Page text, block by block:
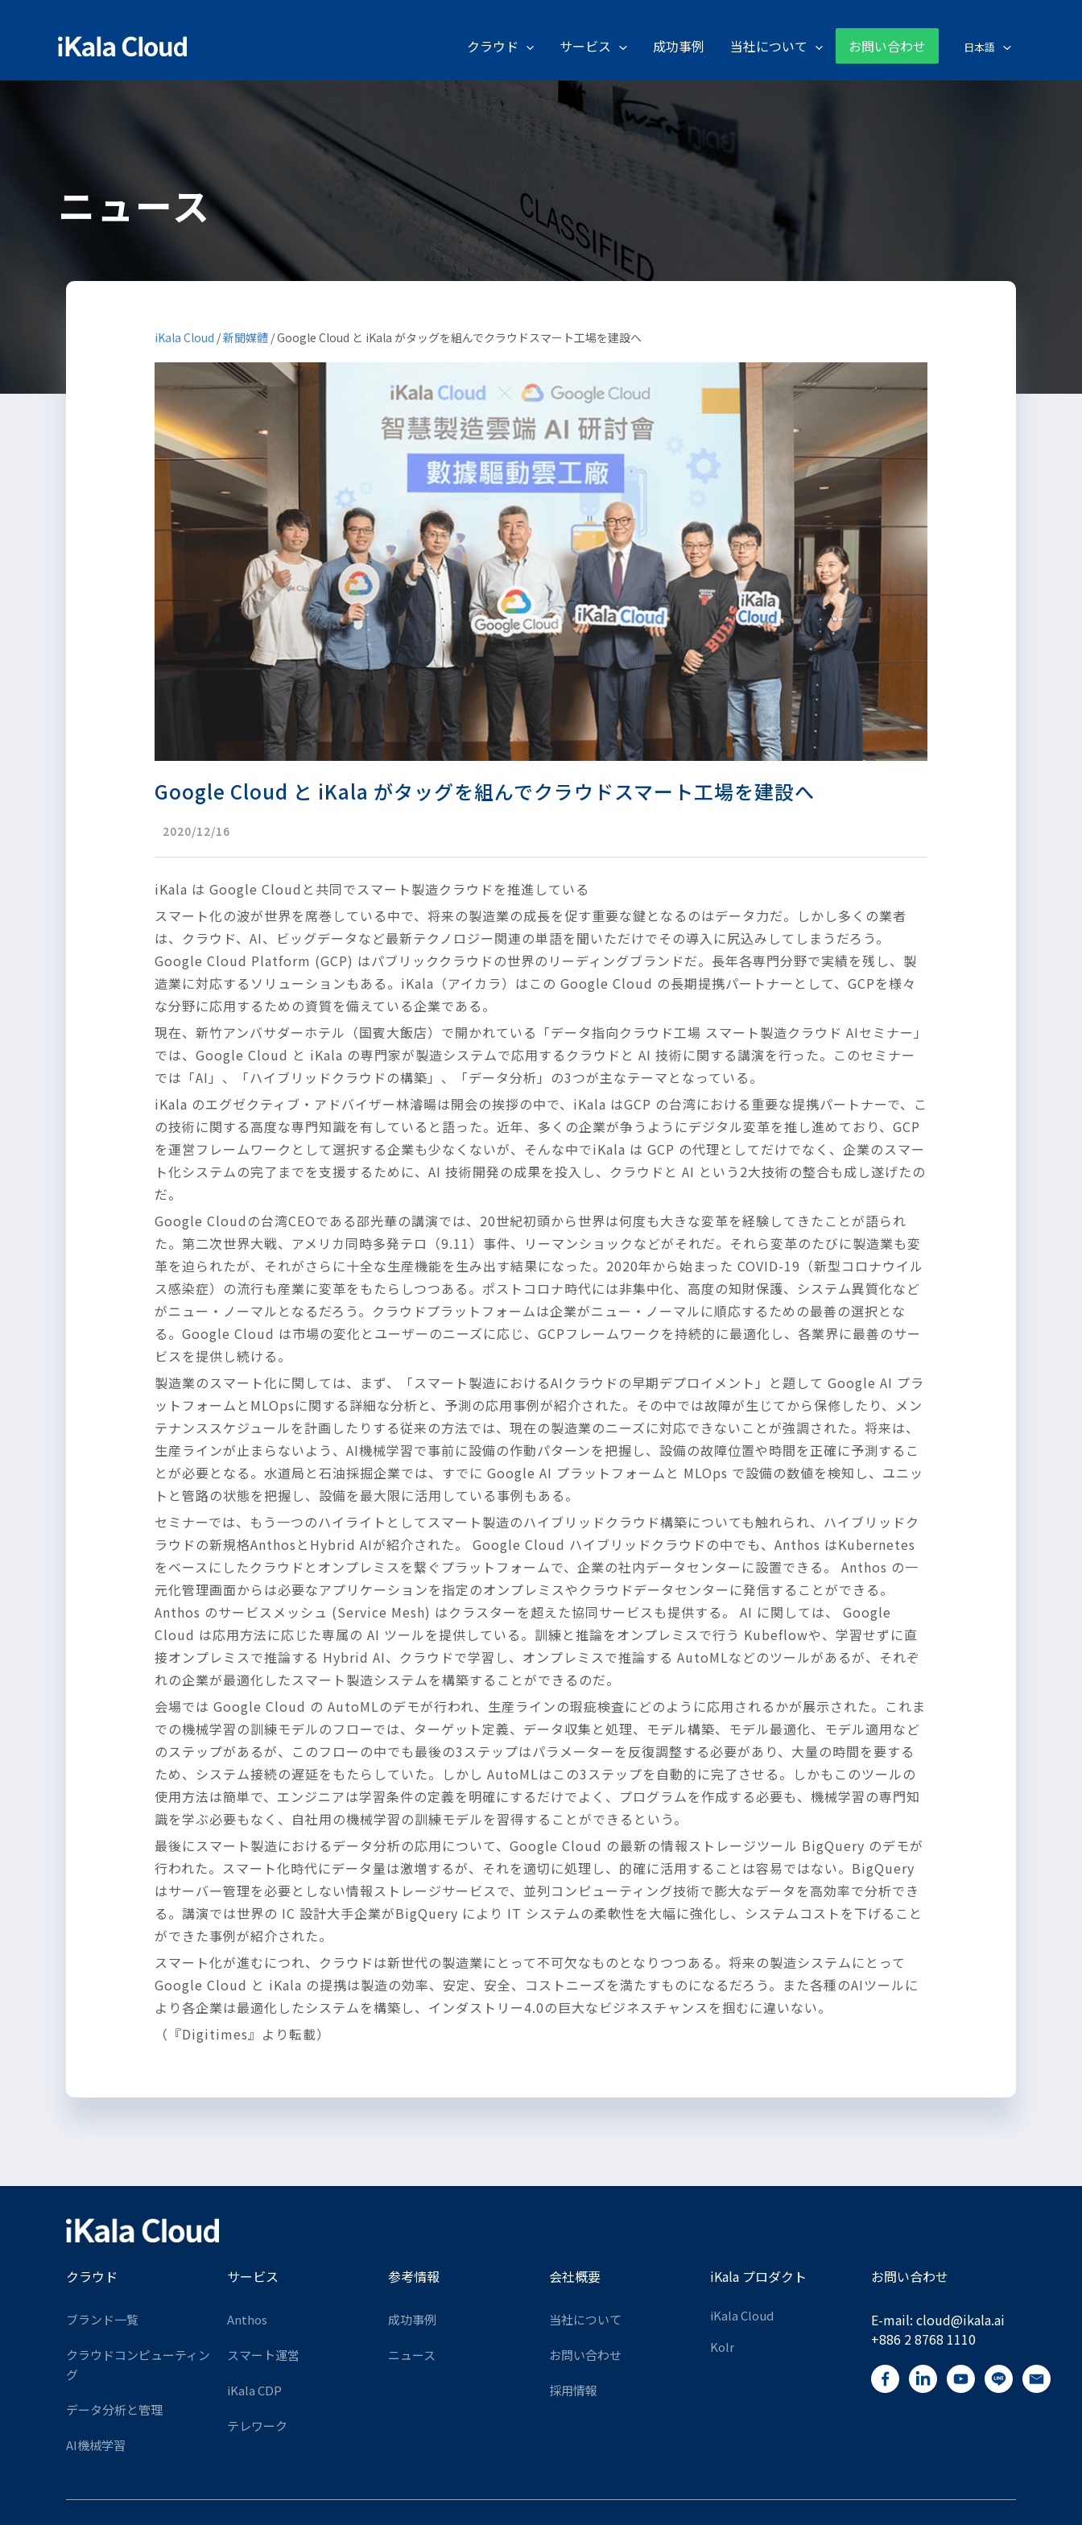
クラウド サービス 成功事例 当社について お問い合わせ 日本語
ニュース
iKala Cloud /新聞媒體 /Google Cloud と iKala がタッグを組んでクラウドスマート工場を建設へ
Google Cloud と iKala がタッグを組んでクラウドスマート工場を建設へ
2020/12/16
iKala は Google Cloudと共同でスマート製造クラウドを推進している
スマート化の波が世界を席巻している中で、将来の製造業の成長を促す重要な鍵となるのはデータ力だ。しかし多くの業者
は、クラウド、AI、ビッグデータなど最新テクノロジー関連の単語を聞いただけでその導入に尻込みしてしまうだろう。
Google Cloud Platform (GCP) はパブリッククラウドの世界のリーディングブランドだ。長年各専門分野で実績を残し、製
造業に対応するソリューションもある。iKala（アイカラ）はこの Google Cloud の長期提携パートナーとして、GCPを様々
な分野に応用するための資質を備えている企業である。
現在、新竹アンバサダーホテル（国賓大飯店）で開かれている「データ指向クラウド工場 スマート製造クラウド AIセミナー」
では、Google Cloud と iKala の専門家が製造システムで応用するクラウドと AI 技術に関する講演を行った。このセミナー
では「AI」、「ハイブリッドクラウドの構築」、「データ分析」の3つが主なテーマとなっている。
iKala のエグゼクティブ・アドバイザー林濬暘は開会の挨拶の中で、iKala はGCP の台湾における重要な提携パートナーで、こ
の技術に関する高度な専門知識を有していると語った。近年、多くの企業が争うようにデジタル変革を推し進めており、GCP
を運営フレームワークとして選択する企業も少なくないが、そんな中でiKala は GCP の代理としてだけでなく、企業のスマー
ト化システムの完了までを支援するために、AI 技術開発の成果を投入し、クラウドと AI という2大技術の整合も成し遂げたの
だ。
Google Cloudの台湾CEOである邵光華の講演では、20世紀初頭から世界は何度も大きな変革を経験してきたことが語られ
た。第二次世界大戦、アメリカ同時多発テロ（9.11）事件、リーマンショックなどがそれだ。それら変革のたびに製造業も変
革を迫られたが、それがさらに十全な生産機能を生み出す結果になった。2020年から始まった COVID-19（新型コロナウイル
ス感染症）の流行も産業に変革をもたらしつつある。ポストコロナ時代には非集中化、高度の知財保護、システム異質化など
がニュー・ノーマルとなるだろう。クラウドプラットフォームは企業がニュー・ノーマルに順応するための最善の選択とな
る。Google Cloud は市場の変化とユーザーのニーズに応じ、GCPフレームワークを持続的に最適化し、各業界に最善のサー
ビスを提供し続ける。
製造業のスマート化に関しては、まず、「スマート製造におけるAIクラウドの早期デプロイメント」と題して Google AI プラ
ットフォームとMLOpsに関する詳細な分析と、予測の応用事例が紹介された。その中では故障が生じてから保修したり、メン
テナンススケジュールを計画したりする従来の方法では、現在の製造業のニーズに対応できないことが強調された。将来は、
生産ラインが止まらないよう、AI機械学習で事前に設備の作動パターンを把握し、設備の故障位置や時間を正確に予測するこ
とが必要となる。水道局と石油採掘企業では、すでに Google AI プラットフォームと MLOps で設備の数値を検知し、ユニッ
トと管路の状態を把握し、設備を最大限に活用している事例もある。
セミナーでは、もう一つのハイライトとしてスマート製造のハイブリッドクラウド構築についても触れられ、ハイブリッドク
ラウドの新規格AnthosとHybrid AIが紹介された。 Google Cloud ハイブリッドクラウドの中でも、Anthos はKubernetes
をベースにしたクラウドとオンプレミスを繋ぐプラットフォームで、企業の社内データセンターに設置できる。 Anthos の一
元化管理画面からは必要なアプリケーションを指定のオンプレミスやクラウドデータセンターに発信することができる。
Anthos のサービスメッシュ (Service Mesh) はクラスターを超えた協同サービスも提供する。 AI に関しては、 Google
Cloud は応用方法に応じた専属の AI ツールを提供している。訓練と推論をオンプレミスで行う Kubeflowや、学習せずに直
接オンプレミスで推論する Hybrid AI、クラウドで学習し、オンプレミスで推論する AutoMLなどのツールがあるが、それぞ
れの企業が最適化したスマート製造システムを構築することができるのだ。
会場では Google Cloud の AutoMLのデモが行われ、生産ラインの瑕疵検査にどのように応用されるかが展示された。これま
での機械学習の訓練モデルのフローでは、ターゲット定義、データ収集と処理、モデル構築、モデル最適化、モデル適用など
のステップがあるが、このフローの中でも最後の3ステップはパラメーターを反復調整する必要があり、大量の時間を要する
ため、システム接続の遅延をもたらしていた。しかし AutoMLはこの3ステップを自動的に完了させる。しかもこのツールの
使用方法は簡単で、エンジニアは学習条件の定義を明確にするだけでよく、プログラムを作成する必要も、機械学習の専門知
識を学ぶ必要もなく、自社用の機械学習の訓練モデルを習得することができるという。
最後にスマート製造におけるデータ分析の応用について、Google Cloud の最新の情報ストレージツール BigQuery のデモが
行われた。スマート化時代にデータ量は激増するが、それを適切に処理し、的確に活用することは容易ではない。BigQuery
はサーバー管理を必要としない情報ストレージサービスで、並列コンピューティング技術で膨大なデータを高効率で分析でき
る。講演では世界の IC 設計大手企業がBigQuery により IT システムの柔軟性を大幅に強化し、システムコストを下げること
ができた事例が紹介された。
スマート化が進むにつれ、クラウドは新世代の製造業にとって不可欠なものとなりつつある。将来の製造システムにとって
Google Cloud と iKala の提携は製造の効率、安定、安全、コストニーズを満たすものになるだろう。また各種のAIツールに
より各企業は最適化したシステムを構築し、インダストリー4.0の巨大なビジネスチャンスを掴むに違いない。
（『Digitimes』より転載）
クラウド
ブランド一覧
クラウドコンピューティン
グ
データ分析と管理
AI機械学習
サービス
Anthos
スマート運営
iKala CDP
テレワーク
参考情報
成功事例
ニュース
会社概要
当社について
お問い合わせ
採用情報
iKala プロダクト
iKala Cloud
Kolr
お問い合わせ
E-mail: cloud@ikala.ai
+886 2 8768 1110